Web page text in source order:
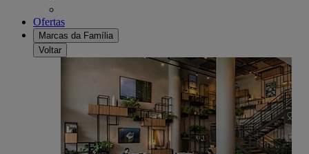
Ofertas
Marcas da Família
Voltar